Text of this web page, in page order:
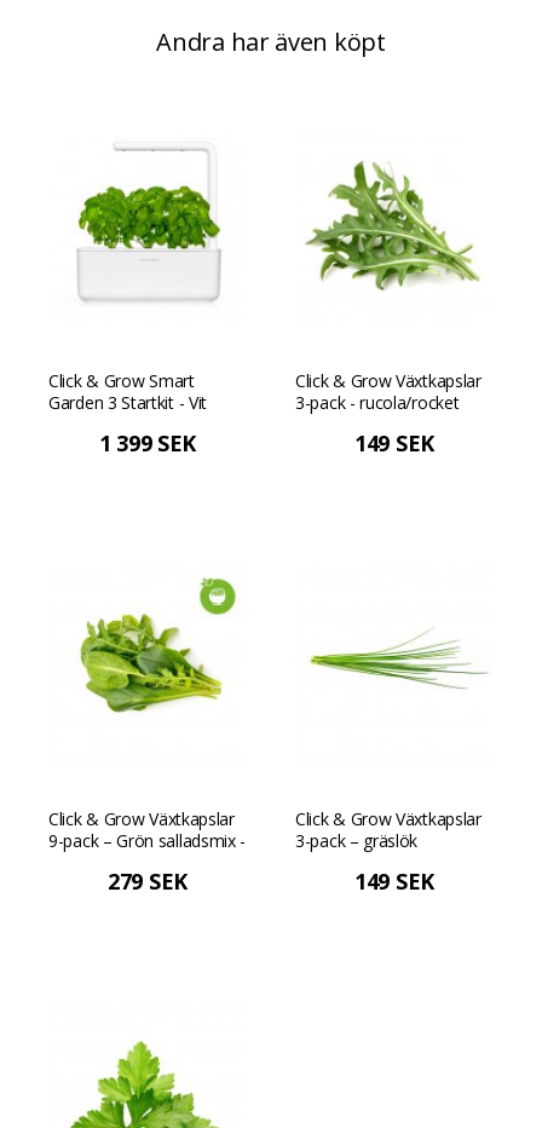
Andra har även köpt
Click & Grow Smart
Garden 3 Startkit - Vit
1 399 SEK
Click & Grow Växtkapslar
3-pack - rucola/rocket
149 SEK
Click & Grow Växtkapslar
9-pack – Grön salladsmix -
279 SEK
Click & Grow Växtkapslar
3-pack – gräslök
149 SEK